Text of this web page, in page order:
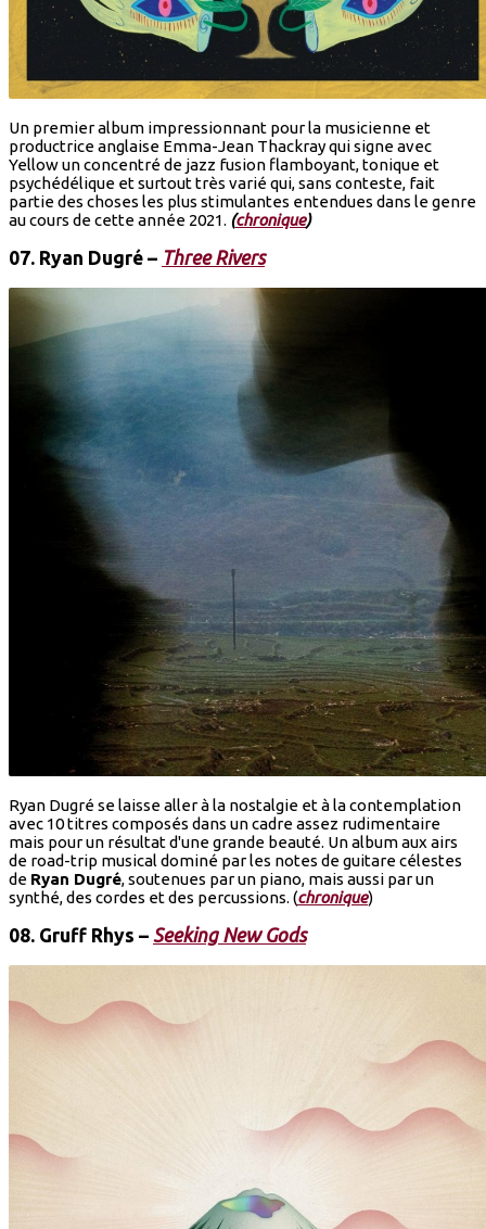
Un premier album impressionnant pour la musicienne et
productrice anglaise Emma-Jean Thackray qui signe avec
Yellow un concentré de jazz fusion flamboyant, tonique et
psychédélique et surtout très varié qui, sans conteste, fait
partie des choses les plus stimulantes entendues dans le genre
au cours de cette année 2021. (chronique)
07. Ryan Dugré – Three Rivers
Ryan Dugré se laisse aller à la nostalgie et à la contemplation
avec 10 titres composés dans un cadre assez rudimentaire
mais pour un résultat d'une grande beauté. Un album aux airs
de road-trip musical dominé par les notes de guitare célestes
de Ryan Dugré, soutenues par un piano, mais aussi par un
synthé, des cordes et des percussions. (chronique)
08. Gruff Rhys – Seeking New Gods